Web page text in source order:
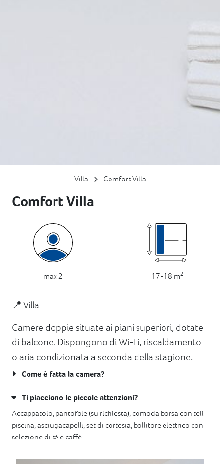
Villa Comfort Villa
Comfort Villa
max 2 17-18 m2
📍 Villa
Camere doppie situate ai piani superiori, dotate
di balcone. Dispongono di Wi-Fi, riscaldamento
o aria condizionata a seconda della stagione.
Come è fatta la camera?
Ti piacciono le piccole attenzioni?
Accappatoio, pantofole (su richiesta), comoda borsa con teli
piscina, asciugacapelli, set di cortesia, bollitore elettrico con
selezione di tè e caffè